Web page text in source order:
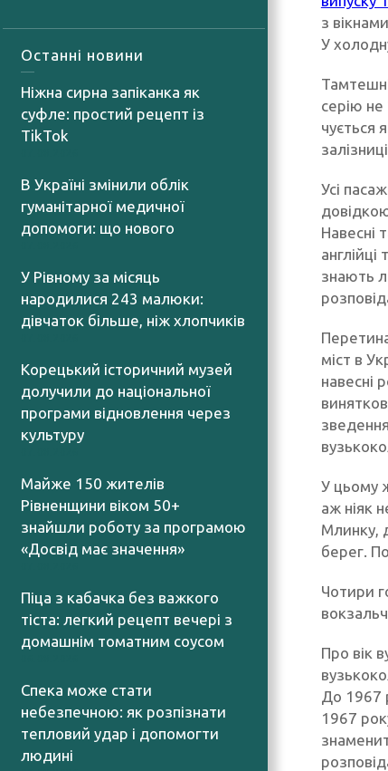
Останні новини
Ніжна сирна запіканка як
суфле: простий рецепт із
TikTok
В Україні змінили облік
гуманітарної медичної
допомоги: що нового
У Рівному за місяць
народилися 243 малюки:
дівчаток більше, ніж хлопчиків
Корецький історичний музей
долучили до національної
програми відновлення через
культуру
Майже 150 жителів
Рівненщини віком 50+
знайшли роботу за програмою
«Досвід має значення»
Піца з кабачка без важкого
тіста: легкий рецепт вечері з
домашнім томатним соусом
Спека може стати
небезпечною: як розпізнати
тепловий удар і допомогти
людині
з
У
серію не
чується
Усі
Навесні
англійці
знають
міст в
навесні
У цьому
аж ніяк
Млинку,
берег.
Чотири
Про вік
До 1967
1967